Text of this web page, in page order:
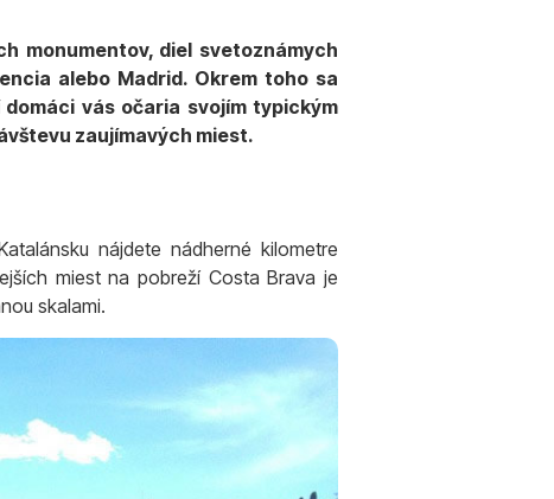
monumentov, diel svetoznámych
alebo Madrid. Okrem toho sa
vás očaria svojím typickým
zaujímavých miest.
nájdete nádherné kilometre
miest na pobreží Costa Brava je
skalami.